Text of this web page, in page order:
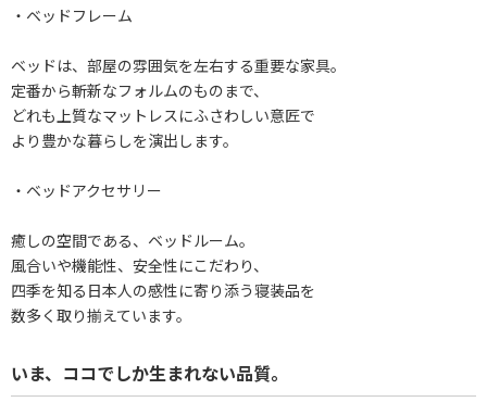
・ベッドフレーム
ベッドは、部屋の雰囲気を左右する重要な家具。
定番から斬新なフォルムのものまで、
どれも上質なマットレスにふさわしい意匠で
より豊かな暮らしを演出します。
・ベッドアクセサリー
癒しの空間である、ベッドルーム。
風合いや機能性、安全性にこだわり、
四季を知る日本人の感性に寄り添う寝装品を
数多く取り揃えています。
いま、ココでしか生まれない品質。